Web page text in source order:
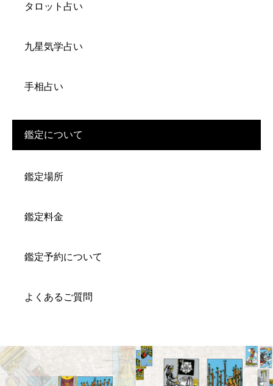
タロット占い
九星気学占い
手相占い
鑑定について
鑑定場所
鑑定料金
鑑定予約について
よくあるご質問